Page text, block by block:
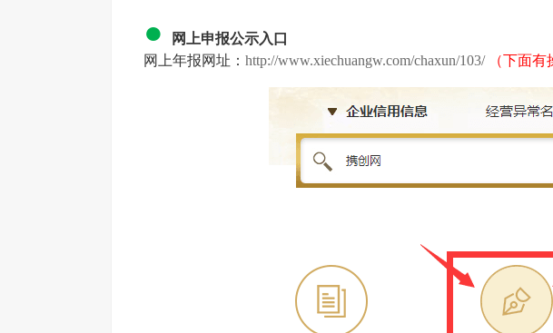
●
网上申报公示入口
网上年报网址： http://www.xiechuangw.com/chaxun/103/ （下面